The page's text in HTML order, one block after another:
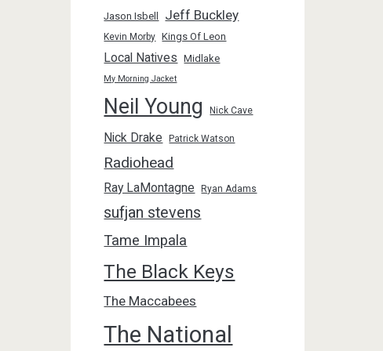
Jason Isbell Jeff Buckley
Kevin Morby Kings Of Leon
Local Natives Midlake
My Morning Jacket
Neil Young Nick Cave
Nick Drake Patrick Watson
Radiohead
Ray LaMontagne Ryan Adams
sufjan stevens
Tame Impala
The Black Keys
The Maccabees
The National